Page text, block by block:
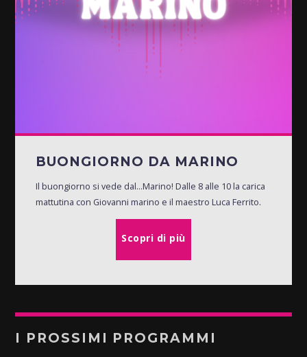
BUONGIORNO DA MARINO
Il buongiorno si vede dal...Marino! Dalle 8 alle 10 la carica
mattutina con Giovanni marino e il maestro Luca Ferrito.
Scopri di più
I PROSSIMI PROGRAMMI